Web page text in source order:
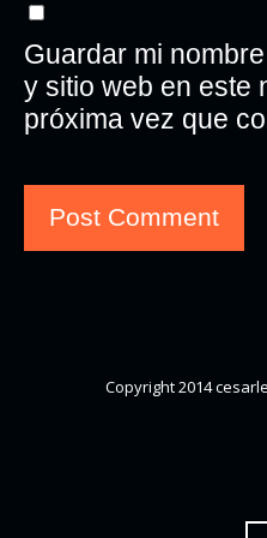
Guardar mi
y sitio web en este
próxima vez que
Copyright 2014